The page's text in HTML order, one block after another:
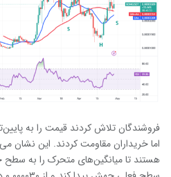
فروشندگان تلاش کردند قیمت را به
اما خریداران مقاومت کردند. این نشان
هستند تا میانگین‌های متحرک را به سطح